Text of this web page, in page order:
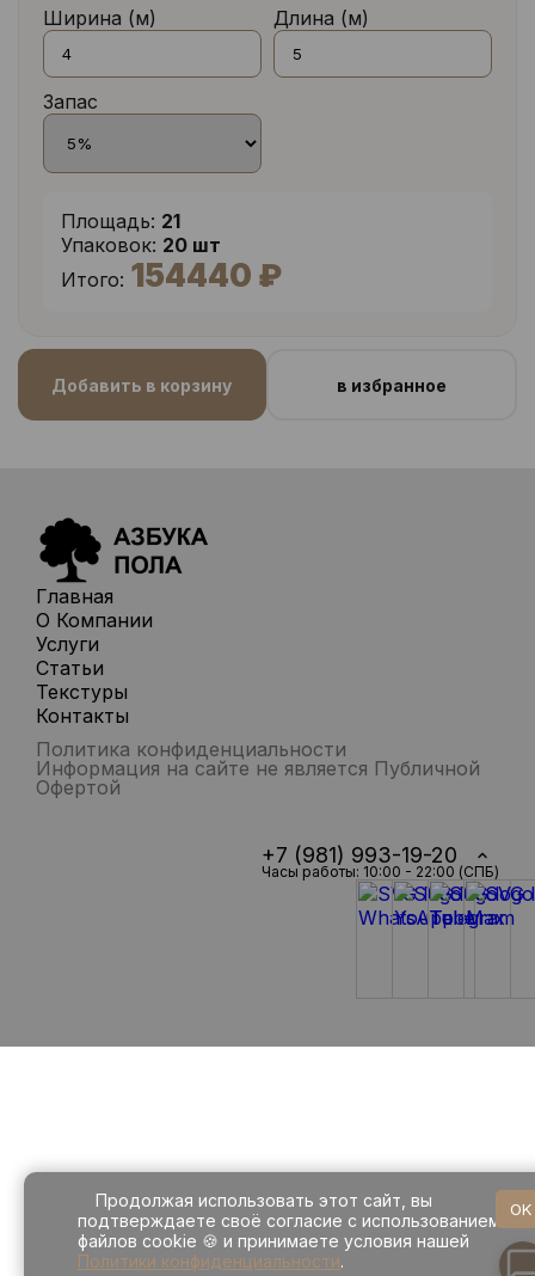
Ширина (м) Длина (м)
Запас
Площадь: 21
Упаковок: 20 шт
Итого: 154440 ₽
Добавить в корзину в избранное
Главная
О Компании
Услуги
Статьи
Текстуры
Контакты
Политика конфиденциальности
Информация на сайте не является Публичной
Офертой
+7 (981) 993-19-20
Часы работы: 10:00 - 22:00 (СПБ)
Продолжая использовать этот сайт, вы
подтверждаете своё согласие с использованием
файлов cookie 🍪 и принимаете условия нашей
Политики конфиденциальности.
OK